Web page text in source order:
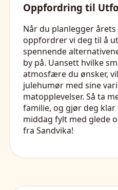
Oppfordring til
Når du planlegger
oppfordrer vi deg til å
spennende
by på. Uansett hvilke
atmosfære du ønsker,
julehumør med sine
matopplevelser. Så ta
familie, og gjør deg
middag fylt med glede
fra Sandvika!